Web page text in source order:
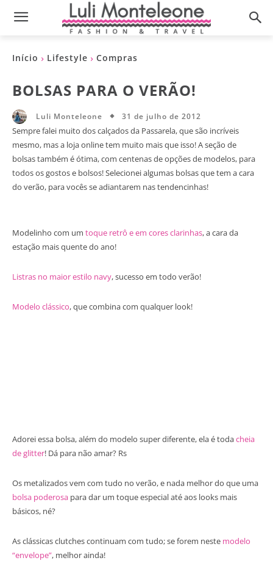
Início Lifestyle Compras
BOLSAS PARA O VERÃO!
Luli Monteleone 31 de julho de 2012
Sempre falei muito dos calçados da Passarela, que são incríveis
mesmo, mas a loja online tem muito mais que isso! A seção de
bolsas também é ótima, com centenas de opções de modelos, para
todos os gostos e bolsos! Selecionei algumas bolsas que tem a cara
do verão, para vocês se adiantarem nas tendencinhas!
Modelinho com um toque retrô e em cores clarinhas, a cara da
estação mais quente do ano!
Listras no maior estilo navy, sucesso em todo verão!
Modelo clássico, que combina com qualquer look!
Adorei essa bolsa, além do modelo super diferente, ela é todacheia
de glitter! Dá para não amar? Rs
Os metalizados vem com tudo no verão, e nada melhor do que uma
bolsa poderosa para dar um toque especial até aos looks mais
básicos, né?
As clássicas clutches continuam com tudo; se forem neste modelo
“envelope”, melhor ainda!